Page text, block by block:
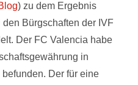
) zu dem Ergebnis
Bürgschaften der IVF
Der FC Valencia habe
in
Der für eine